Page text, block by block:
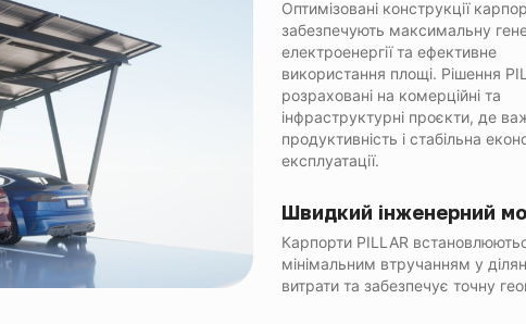
Оптимізовані конструкції
забезпечують максимальну
електроенергії та ефективне
використання площі. Рішення
розраховані на комерційні та
інфраструктурні проєкти, де
продуктивність і стабільна
експлуатації.
Швидкий інженерний
Карпорти PILLAR
мінімальним втручанням у
витрати та забезпечує точну